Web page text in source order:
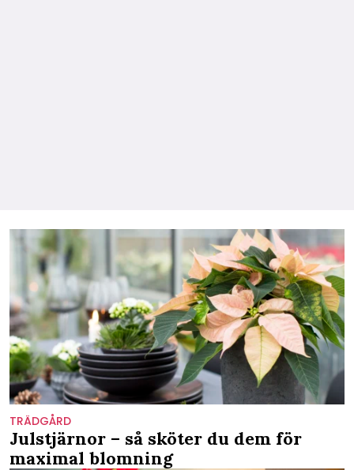
TRÄDGÅRD
Julstjärnor – så sköter du dem för
maximal blomning